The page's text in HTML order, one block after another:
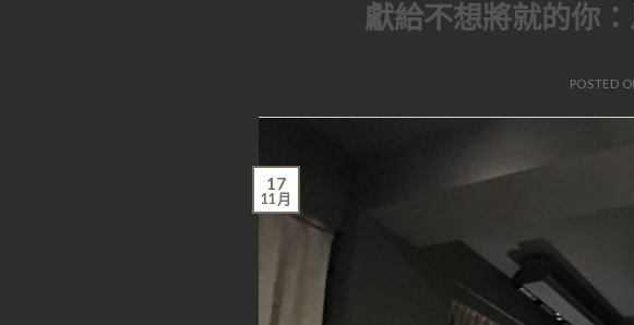
獻給不想將就的你
POSTED
17
11 月